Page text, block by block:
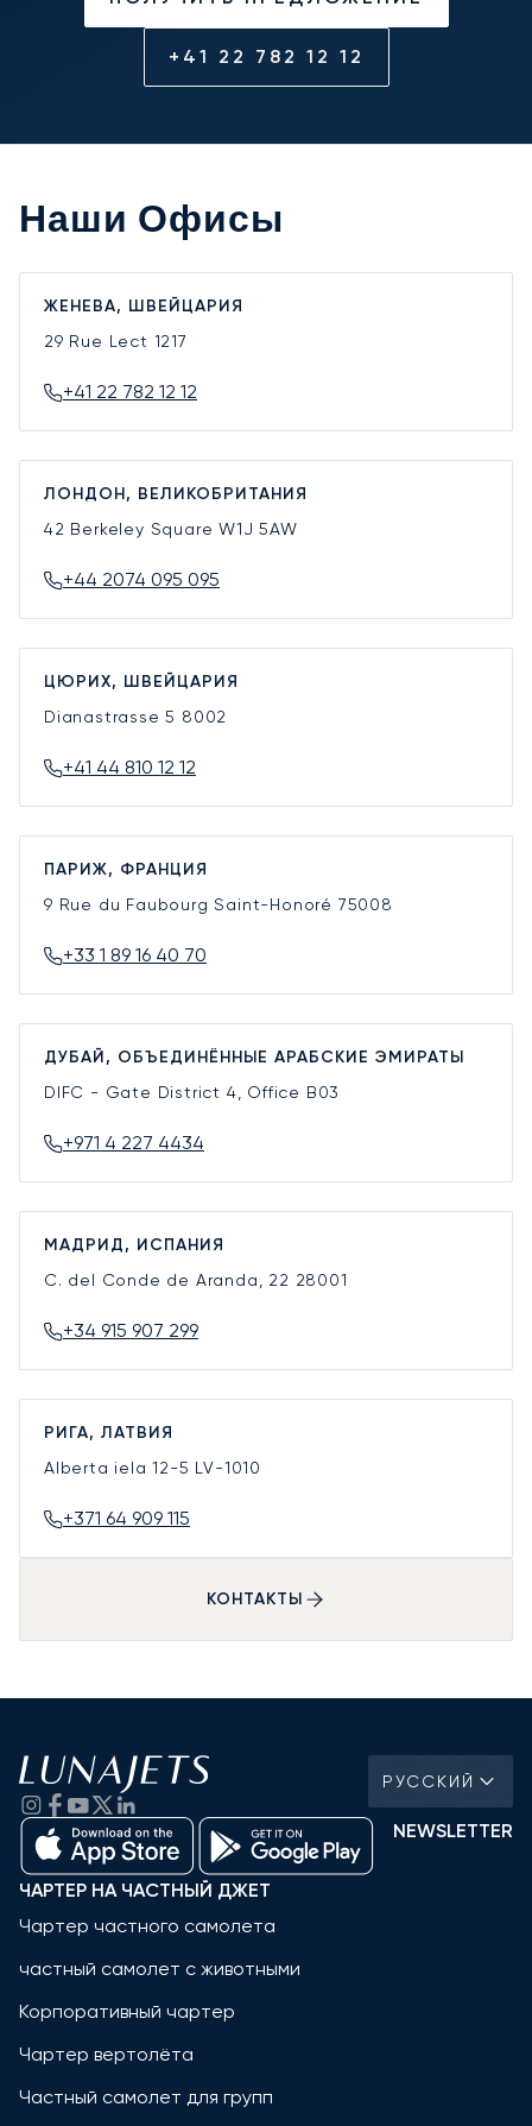
+41 22 782 12 12
Наши Офисы
ЖЕНЕВА, ШВЕЙЦАРИЯ
29 Rue Lect 1217
+41 22 782 12 12
ЛОНДОН, ВЕЛИКОБРИТАНИЯ
42 Berkeley SquareW1J 5AW
+44 2074 095 095
ЦЮРИХ, ШВЕЙЦАРИЯ
Dianastrasse 5 8002
+41 44 810 12 12
ПАРИЖ, ФРАНЦИЯ
9 Rue du Faubourg Saint-Honoré 75008
+33 1 89 16 40 70
ДУБАЙ, ОБЪЕДИНЁННЫЕ АРАБСКИЕ ЭМИРАТЫ
DIFC - Gate District 4, Office B03
+971 4 227 4434
МАДРИД, ИСПАНИЯ
C. del Conde de Aranda, 22 28001
+34 915 907 299
РИГА, ЛАТВИЯ
Alberta iela 12-5 LV-1010
+371 64 909 115
КОНТАКТЫ
РУССКИЙ
NEWSLETTER
ЧАРТЕР НА ЧАСТНЫЙ ДЖЕТ
Чартер частного самолета
частный самолет с животными
Корпоративный чартер
Чартер вертолёта
Частный самолет для групп